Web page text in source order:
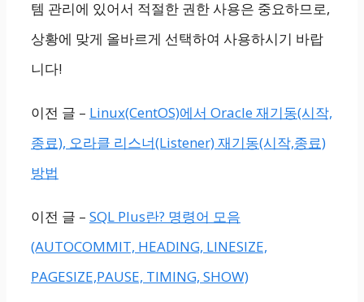
템 관리에 있어서 적절한 권한 사용은 중요하므로,
상황에 맞게 올바르게 선택하여 사용하시기 바랍
니다!
이전 글 – Linux(CentOS)에서 Oracle 재기동(시작,
종료), 오라클 리스너(Listener) 재기동(시작,종료)
방법
이전 글 – SQL Plus란? 명령어 모음
(AUTOCOMMIT, HEADING, LINESIZE,
PAGESIZE,PAUSE, TIMING, SHOW)